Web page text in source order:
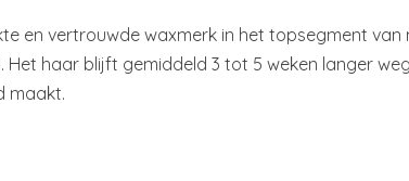
en vertrouwde waxmerk in het topsegment
haar blijft gemiddeld 3 tot 5 weken langer
maakt.